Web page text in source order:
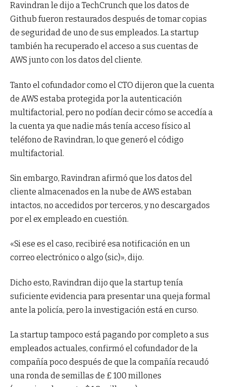
Ravindran le dijo a TechCrunch que los datos de
Github fueron restaurados después de tomar copias
de seguridad de uno de sus empleados. La startup
también ha recuperado el acceso a sus cuentas de
AWS junto con los datos del cliente.
Tanto el cofundador como el CTO dijeron que la cuenta
de AWS estaba protegida por la autenticación
multifactorial, pero no podían decir cómo se accedía a
la cuenta ya que nadie más tenía acceso físico al
teléfono de Ravindran, lo que generó el código
multifactorial.
Sin embargo, Ravindran afirmó que los datos del
cliente almacenados en la nube de AWS estaban
intactos, no accedidos por terceros, y no descargados
por el ex empleado en cuestión.
«Si ese es el caso, recibiré esa notificación en un
correo electrónico o algo (sic)», dijo.
Dicho esto, Ravindran dijo que la startup tenía
suficiente evidencia para presentar una queja formal
ante la policía, pero la investigación está en curso.
La startup tampoco está pagando por completo a sus
empleados actuales, confirmó el cofundador de la
compañía poco después de que la compañía recaudó
una ronda de semillas de £ 100 millones